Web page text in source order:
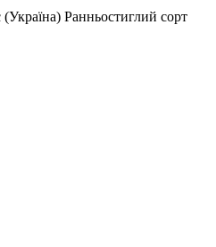
Ранньостиглий сорт